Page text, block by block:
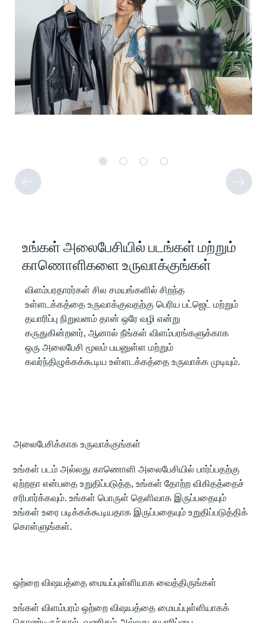
உங்கள் அலைபேசியில் படங்கள் மற்றும்
காணொளிகளை உருவாக்குங்கள்
விளம்பரதாரர்கள் சில சமயங்களில் சிறந்த
உள்ளடக்கத்தை உருவாக்குவதற்கு பெரிய பட்ஜெட் மற்றும்
தயாரிப்பு நிறுவனம் தான் ஒரே வழி என்று
கருதுகின்றனர், ஆனால் நீங்கள் விளம்பரங்களுக்காக
ஒரு அலைபேசி மூலம் பயனுள்ள மற்றும்
கவர்ந்திழுக்கக்கூடிய உள்ளடக்கத்தை உருவாக்க முடியும்.
அலைபேசிக்காக உருவாக்குங்கள்
உங்கள் படம் அல்லது காணொளி அலைபேசியில் பார்ப்பதற்கு
ஏற்றதா என்பதை உறுதிப்படுத்த, உங்கள் தோற்ற விகிதத்தைச்
சரிபார்க்கவும். உங்கள் பொருள் தெளிவாக இருப்பதையும்
உங்கள் உரை படிக்கக்கூடியதாக இருப்பதையும் உறுதிப்படுத்திக்
கொள்ளுங்கள்.
ஒற்றை விஷயத்தை மையப்புள்ளியாக வைத்திருங்கள்
உங்கள் விளம்பரம் ஒற்றை விஷயத்தை மையப்புள்ளியாகக்